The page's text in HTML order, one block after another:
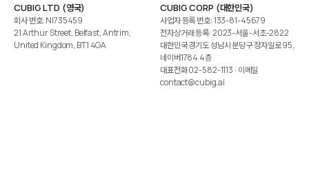
CUBIG LTD (영국)
회사 번호: NI735459
21 Arthur Street, Belfast, Antrim,
United Kingdom, BT1 4GA
CUBIG CORP (대한민국)
사업자 등록 번호: 133-81-45679
전자상거래 등록: 2023-서울-서초-2822
대한민국 경기도 성남시 분당구 정자일로 95,
네이버1784 4층
대표전화02-582-1113 · 이메일
contact@cubig.ai